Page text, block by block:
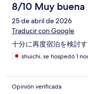
8/10 Muy buena
25 de abril de 2026
Traducir con Google
十分に再度宿泊を検討
shuichi, se hospedó 1
Opinión verificada